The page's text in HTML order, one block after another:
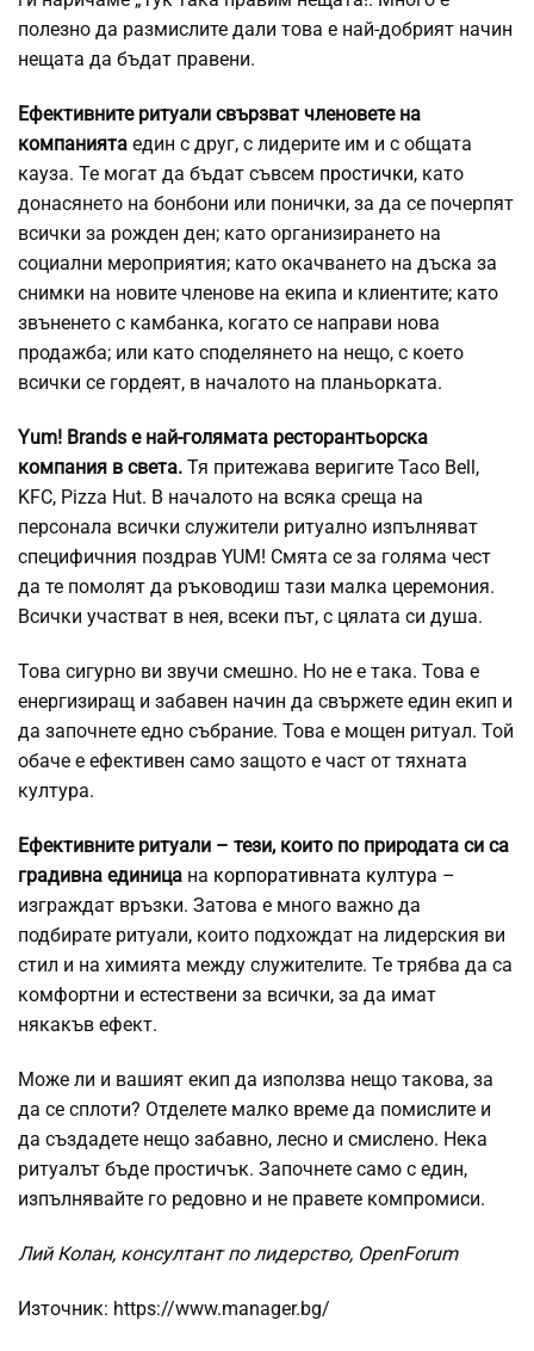
полезно да размислите дали това е най-добрият начин
нещата да бъдат правени.
Ефективните ритуали свързват членовете на
компанията един с друг, с лидерите им и с общата
кауза. Те могат да бъдат съвсем простички, като
донасянето на бонбони или понички, за да се почерпят
всички за рожден ден; като организирането на
социални мероприятия; като окачването на дъска за
снимки на новите членове на екипа и клиентите; като
звъненето с камбанка, когато се направи нова
продажба; или като споделянето на нещо, с което
всички се гордеят, в началото на планьорката.
Yum! Brands е най-голямата ресторантьорска
компания в света. Тя притежава веригите Taco Bell,
KFC, Pizza Hut. В началото на всяка среща на
персонала всички служители ритуално изпълняват
специфичния поздрав YUM! Смята се за голяма чест
да те помолят да ръководиш тази малка церемония.
Всички участват в нея, всеки път, с цялата си душа.
Това сигурно ви звучи смешно. Но не е така. Това е
енергизиращ и забавен начин да свържете един екип и
да започнете едно събрание. Това е мощен ритуал. Той
обаче е ефективен само защото е част от тяхната
култура.
Ефективните ритуали – тези, които по природата си са
градивна единица на корпоративната култура –
изграждат връзки. Затова е много важно да
подбирате ритуали, които подхождат на лидерския ви
стил и на химията между служителите. Те трябва да са
комфортни и естествени за всички, за да имат
някакъв ефект.
Може ли и вашият екип да използва нещо такова, за
да се сплоти? Отделете малко време да помислите и
да създадете нещо забавно, лесно и смислено. Нека
ритуалът бъде простичък. Започнете само с един,
изпълнявайте го редовно и не правете компромиси.
Лий Колан, консултант по лидерство, OpenForum
Източник: https://www.manager.bg/